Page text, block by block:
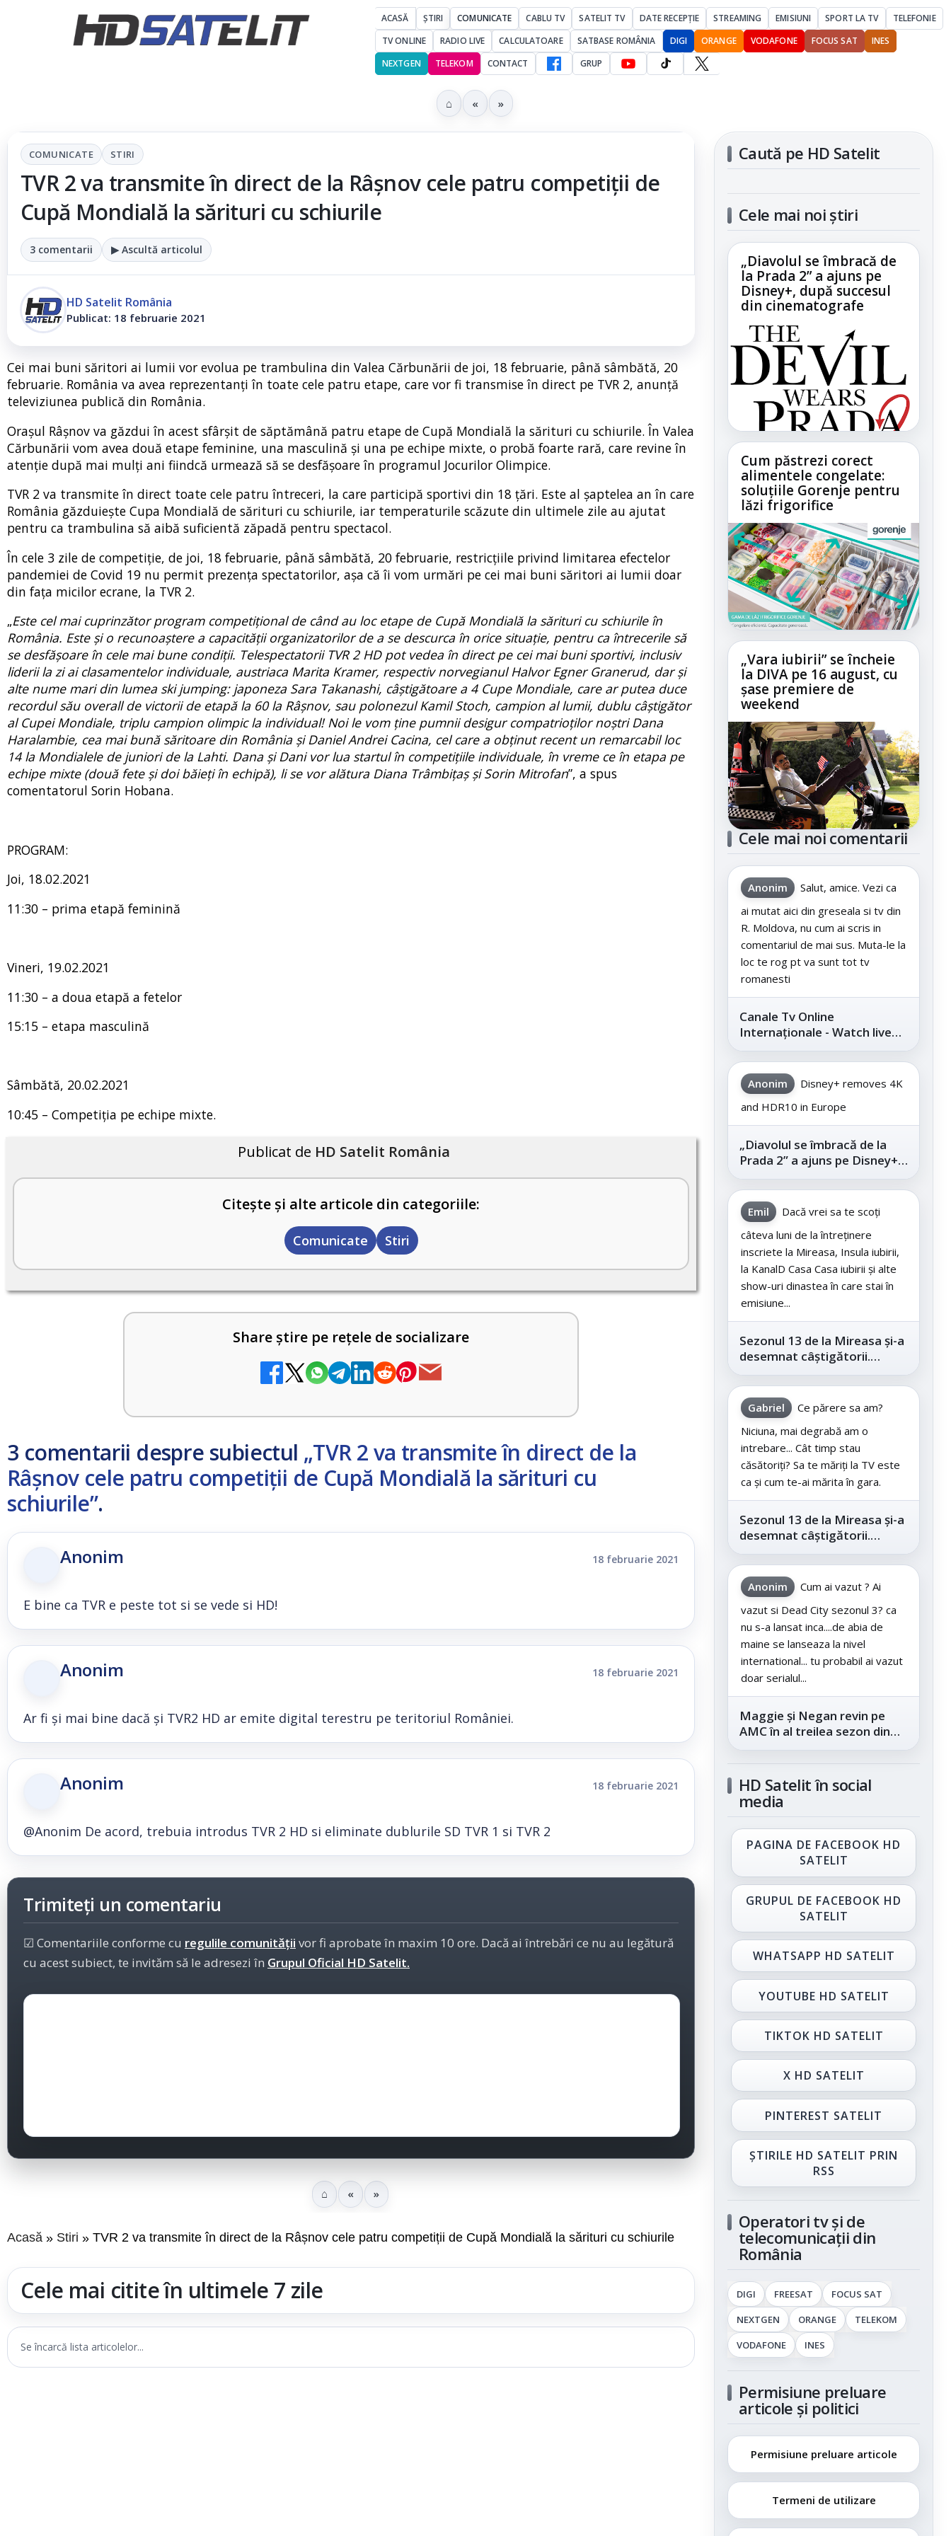
ACASĂ ȘTIRI COMUNICATE CABLU TV SATELIT TV DATE RECEPȚIE STREAMING EMISIUNI SPORT LA TV
TELEFONIE
TV ONLINE
RADIO LIVE CALCULATOARE SATBASE ROMÂNIA DIGI ORANGE VODAFONE FOCUS SAT
INES
NEXTGEN
TELEKOM CONTACT GRUP
⌂ « »
COMUNICATE STIRI
TVR 2 va transmite în direct de la Râșnov cele patru competiții de
Cupă Mondială la sărituri cu schiurile
3 comentarii ▶ Ascultă articolul
HD Satelit România
Publicat: 18 februarie 2021
Cei mai buni săritori ai lumii vor evolua pe trambulina din Valea Cărbunării de joi, 18 februarie, până sâmbătă, 20
februarie. România va avea reprezentanți în toate cele patru etape, care vor fi transmise în direct pe TVR 2, anunță
televiziunea publică din România.
Oraşul Râşnov va găzdui în acest sfârșit de săptămână patru etape de Cupă Mondială la sărituri cu schiurile. În Valea
Cărbunării vom avea două etape feminine, una masculină și una pe echipe mixte, o probă foarte rară, care revine în
atenție după mai mulți ani fiindcă urmează să se desfășoare în programul Jocurilor Olimpice.
TVR 2 va transmite în direct toate cele patru întreceri, la care participă sportivi din 18 țări. Este al şaptelea an în care
România găzduiește Cupa Mondială de sărituri cu schiurile, iar temperaturile scăzute din ultimele zile au ajutat
pentru ca trambulina să aibă suficientă zăpadă pentru spectacol.
În cele 3 zile de competiție, de joi, 18 februarie, până sâmbătă, 20 februarie, restricțiile privind limitarea efectelor
pandemiei de Covid 19 nu permit prezenţa spectatorilor, așa că îi vom urmări pe cei mai buni săritori ai lumii doar
din fața micilor ecrane, la TVR 2.
„Este cel mai cuprinzător program competițional de când au loc etape de Cupă Mondială la sărituri cu schiurile în
România. Este și o recunoaștere a capacității organizatorilor de a se descurca în orice situație, pentru ca întrecerile să
se desfășoare în cele mai bune condiții. Telespectatorii TVR 2 HD pot vedea în direct pe cei mai buni sportivi, inclusiv
liderii la zi ai clasamentelor individuale, austriaca Marita Kramer, respectiv norvegianul Halvor Egner Granerud, dar și
alte nume mari din lumea ski jumping: japoneza Sara Takanashi, câștigătoare a 4 Cupe Mondiale, care ar putea duce
recordul său overall de victorii de etapă la 60 la Râșnov, sau polonezul Kamil Stoch, campion al lumii, dublu câștigător
al Cupei Mondiale, triplu campion olimpic la individual! Noi le vom ține pumnii desigur compatrioților noștri Dana
Haralambie, cea mai bună săritoare din România și Daniel Andrei Cacina, cel care a obținut recent un remarcabil loc
14 la Mondialele de juniori de la Lahti. Dana și Dani vor lua startul în competițiile individuale, în vreme ce în etapa pe
echipe mixte (două fete și doi băieți în echipă), li se vor alătura Diana Trâmbițaș și Sorin Mitrofan”, a spus
comentatorul Sorin Hobana.
PROGRAM:
Joi, 18.02.2021
11:30 – prima etapă feminină
Vineri, 19.02.2021
11:30 – a doua etapă a fetelor
15:15 – etapa masculină
Sâmbătă, 20.02.2021
10:45 – Competiția pe echipe mixte.
Publicat de HD Satelit România
Citește și alte articole din categoriile:
Comunicate Stiri
Share știre pe rețele de socializare
3 comentarii despre subiectul „TVR 2 va transmite în direct de la
Râșnov cele patru competiții de Cupă Mondială la sărituri cu
schiurile”.
Anonim 18 februarie 2021
E bine ca TVR e peste tot si se vede si HD!
Anonim 18 februarie 2021
Ar fi și mai bine dacă și TVR2 HD ar emite digital terestru pe teritoriul României.
Anonim 18 februarie 2021
@Anonim De acord, trebuia introdus TVR 2 HD si eliminate dublurile SD TVR 1 si TVR 2
Trimiteți un comentariu
☑ Comentariile conforme cu regulile comunității vor fi aprobate în maxim 10 ore. Dacă ai întrebări ce nu au legătură
cu acest subiect, te invităm să le adresezi în Grupul Oficial HD Satelit.
⌂ « »
Acasă Stiri TVR 2 va transmite în direct de la Râșnov cele patru competiții de Cupă Mondială la sărituri cu schiurile
Cele mai citite în ultimele 7 zile
Se încarcă lista articolelor...
Caută pe HD Satelit
Cele mai noi știri
„Diavolul se îmbracă de
la Prada 2” a ajuns pe
Disney+, după succesul
din cinematografe
Cum păstrezi corect
alimentele congelate:
soluțiile Gorenje pentru
lăzi frigorifice
„Vara iubirii” se încheie
la DIVA pe 16 august, cu
șase premiere de
weekend
Cele mai noi comentarii
Anonim
Salut, amice. Vezi ca
ai mutat aici din greseala si tv din
R. Moldova, nu cum ai scris in
comentariul de mai sus. Muta-le la
loc te rog pt va sunt tot tv
romanesti
Canale Tv Online
Internaționale - Watch live
channels legally
Anonim
Disney+ removes 4K
and HDR10 in Europe
„Diavolul se îmbracă de la
Prada 2” a ajuns pe Disney+,
după succesul din
cinematografe
Emil
Dacă vrei sa te scoți
câteva luni de la întreținere
inscriete la Mireasa, Insula iubirii,
la KanalD Casa Casa iubirii și alte
show-uri dinastea în care stai în
emisiune...
Sezonul 13 de la Mireasa și-a
desemnat câștigătorii.
Telespectatorii au decis care
este...
Gabriel
Ce părere sa am?
Niciuna, mai degrabă am o
intrebare... Cât timp stau
căsătoriți? Sa te măriți la TV este
ca și cum te-ai mărita în gara.
Sezonul 13 de la Mireasa și-a
desemnat câștigătorii.
Telespectatorii au decis care
este...
Anonim
Cum ai vazut ? Ai
vazut si Dead City sezonul 3? ca
nu s-a lansat inca....de abia de
maine se lanseaza la nivel
international... tu probabil ai vazut
doar serialul...
Maggie și Negan revin pe
AMC în al treilea sezon din
„The Walking Dead: Dead
HD Satelit în social
media
PAGINA DE FACEBOOK HD
SATELIT
GRUPUL DE FACEBOOK HD
SATELIT
WHATSAPP HD SATELIT
YOUTUBE HD SATELIT
TIKTOK HD SATELIT
X HD SATELIT
PINTEREST SATELIT
ȘTIRILE HD SATELIT PRIN
RSS
Operatori tv și de
telecomunicații din
România
DIGI FREESAT
FOCUS SAT
NEXTGEN
ORANGE
TELEKOM
VODAFONE
INES
Permisiune preluare
articole și politici
Permisiune preluare articole
Termeni de utilizare